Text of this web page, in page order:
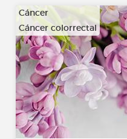
Cáncer
Cáncer colorrectal
…